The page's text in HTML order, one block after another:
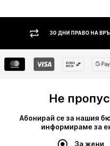
НА ВРЪЩАНЕ
Не
Абонирай се за нашия
информираме за
За жени